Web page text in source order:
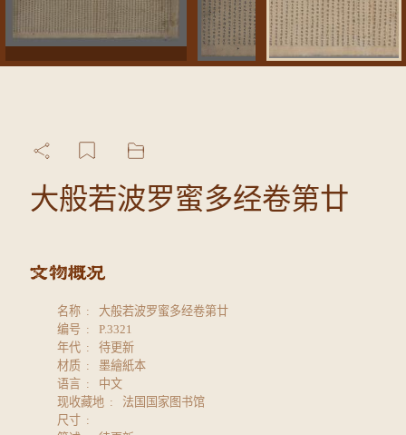
大般若波罗蜜多经卷第廿
名称
大般若波罗蜜多经卷第廿
编号
P.3321
年代
待更新
材质
墨繪紙本
语言
中文
现收藏地
法国国家图书馆
尺寸